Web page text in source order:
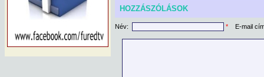
HOZZÁSZÓLÁSOK
Név: * E-mail